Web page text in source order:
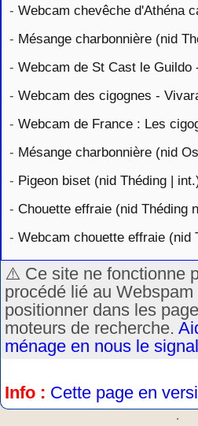
- Webcam chevêche d'Athéna
- Mésange charbonnière (nid
- Webcam de St Cast le Guildo
- Webcam des cigognes -
- Webcam de France : Les
- Mésange charbonnière (nid
- Pigeon biset (nid Théding |
- Chouette effraie (nid Théding
- Webcam chouette effraie (nid
⚠️ Ce site ne fonctionne
procédé lié au
positionner dans les
moteurs de recherche.
ménage en nous le
Info : Cette page en
.